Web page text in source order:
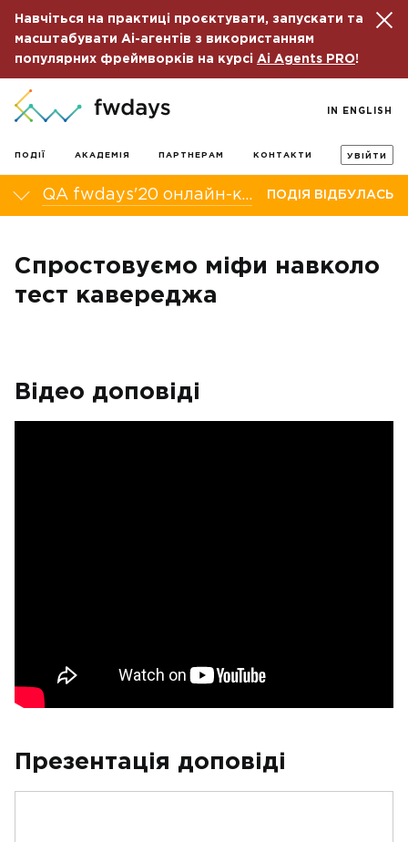
Навчіться на практиці проєктувати, запускати та
масштабувати Ai-агентів з використанням
популярних фреймворків на курсі Ai Agents PRO!
ПОДІЇ АКАДЕМІЯ ПАРТНЕРАМ КОНТАКТИ УВІЙТИ
IN ENGLISH
QA fwdays'20 онлайн-конференція ПОДІЯ ВІДБУЛАСЬ
Спростовуємо міфи навколо
тест кавереджа
Відео доповіді
Презентація доповіді